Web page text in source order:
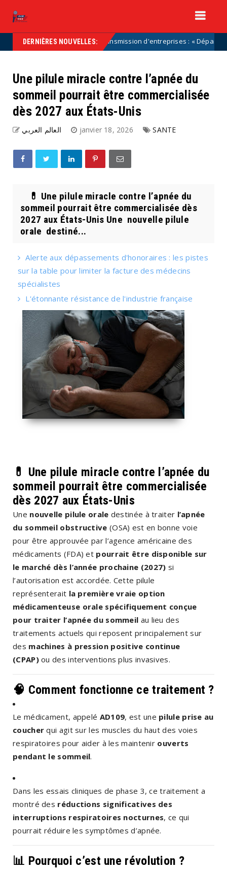
DERNIÈRES NOUVELLES:
Uncategorized Transmission d'entreprises : « Dépassons les
Une pilule miracle contre l’apnée du
sommeil pourrait être commercialisée
dès 2027 aux États-Unis
العالم العربي janvier 18, 2026 SANTE
💊 Une pilule miracle contre l’apnée du
sommeil pourrait être commercialisée dès
2027 aux États-Unis Une nouvelle pilule
orale destiné...
Alerte aux dépassements d'honoraires : les pistes
sur la table pour limiter la facture des médecins
spécialistes
L'étonnante résistance de l'industrie française
💊 Une pilule miracle contre l’apnée du
sommeil pourrait être commercialisée
dès 2027 aux États-Unis
Une nouvelle pilule orale destinée à traiter l’apnée
du sommeil obstructive (OSA) est en bonne voie
pour être approuvée par l’agence américaine des
médicaments (FDA) et pourrait être disponible sur
le marché dès l’année prochaine (2027) si
l’autorisation est accordée. Cette pilule
représenterait la première vraie option
médicamenteuse orale spécifiquement conçue
pour traiter l’apnée du sommeil au lieu des
traitements actuels qui reposent principalement sur
des machines à pression positive continue
(CPAP)ou des interventions plus invasives.
🧠 Comment fonctionne ce traitement ?
Le médicament, appelé AD109, est une pilule prise au
coucher qui agit sur les muscles du haut des voies
respiratoires pour aider à les maintenir ouverts
pendant le sommeil.
Dans les essais cliniques de phase 3, ce traitement a
montré des réductions significatives des
interruptions respiratoires nocturnes, ce qui
pourrait réduire les symptômes d’apnée.
📊 Pourquoi c’est une révolution ?